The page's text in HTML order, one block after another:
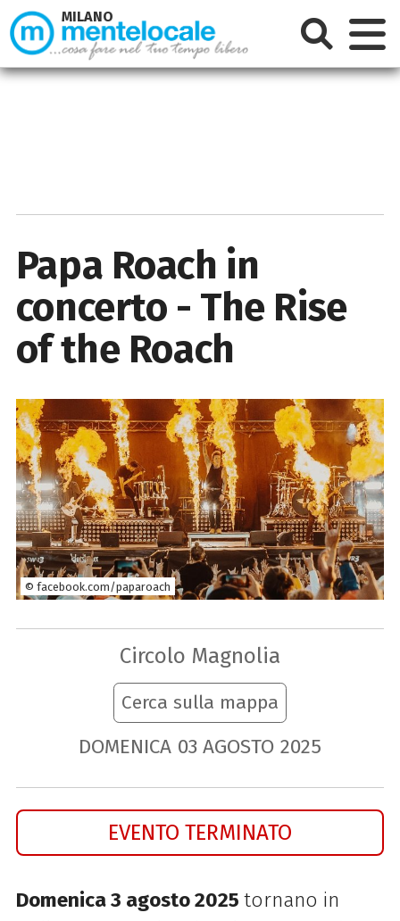
Papa Roach in
concerto - The Rise
of the Roach
© facebook.com/paparoach
Circolo Magnolia
Cerca sulla mappa
DOMENICA 03 AGOSTO 2025
EVENTO TERMINATO
Domenica 3 agosto 2025 tornano in
MILANO